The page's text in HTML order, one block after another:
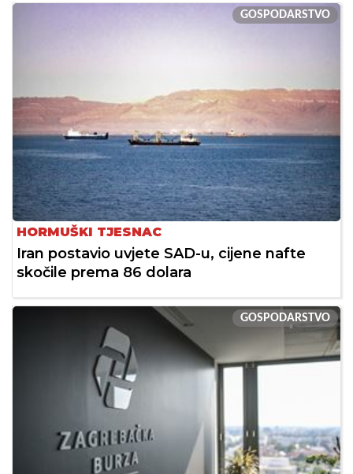
GOSPODARSTVO
HORMUŠKI TJESNAC
Iran postavio uvjete SAD-u, cijene nafte
skočile prema 86 dolara
GOSPODARSTVO